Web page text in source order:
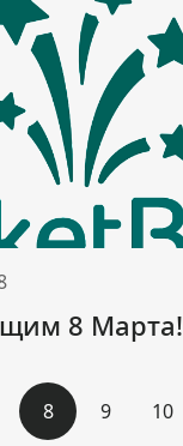
8 Марта!
8 9 10